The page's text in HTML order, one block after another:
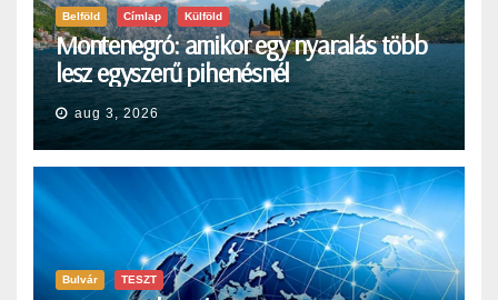
Belföld Címlap Külföld
Montenegró: amikor egy nyaralás több
lesz egyszerű pihenésnél
aug 3, 2026
Bulvár TESZT